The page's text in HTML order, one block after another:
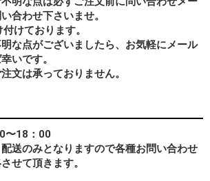
合わせ下さいませ。
けております。
な点がございましたら、お気軽にメール
いです。
文は承っておりません。
〜18：00
送のみとなりますので各種お問い合わせ
せて頂きます。